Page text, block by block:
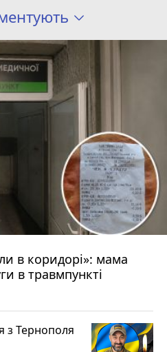
в коридорі»: мама
в травмпункті
з Тернополя